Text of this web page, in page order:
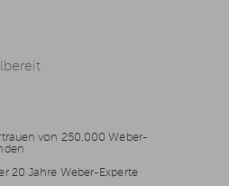
von 250.000 Weber-
20 Jahre Weber-Experte